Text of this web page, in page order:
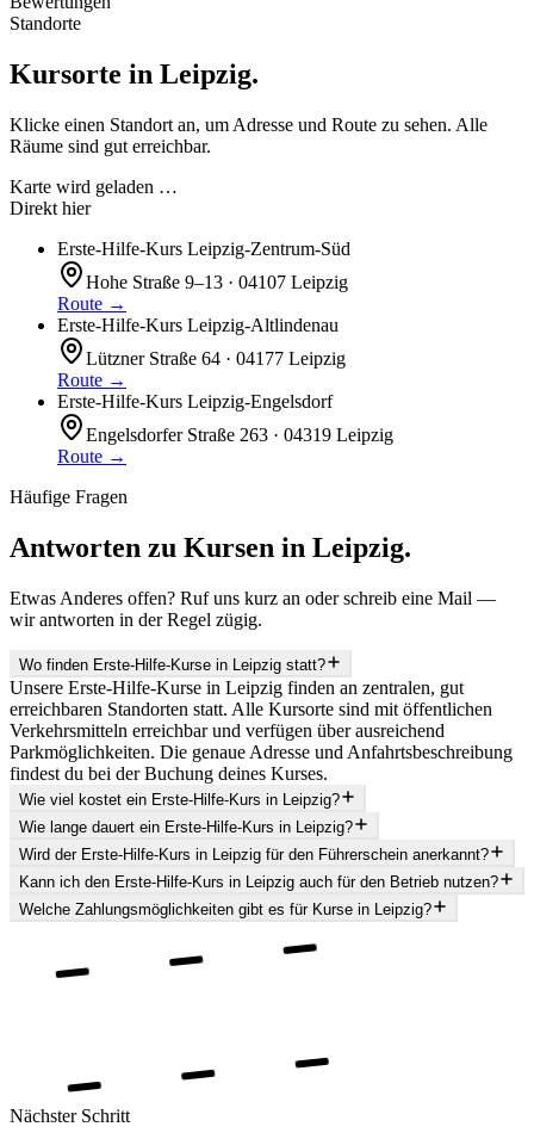
Standorte
Kursorte in Leipzig.
Klicke einen Standort an, um Adresse und Route zu sehen. Alle
Räume sind gut erreichbar.
Karte wird geladen …
Direkt hier
Erste-Hilfe-Kurs Leipzig-Zentrum-Süd
Hohe Straße 9–13 · 04107 Leipzig
Route →
Erste-Hilfe-Kurs Leipzig-Altlindenau
Lützner Straße 64 · 04177 Leipzig
Route →
Erste-Hilfe-Kurs Leipzig-Engelsdorf
Engelsdorfer Straße 263 · 04319 Leipzig
Route →
Häufige Fragen
Antworten zu Kursen in Leipzig.
Etwas Anderes offen? Ruf uns kurz an oder schreib eine Mail —
wir antworten in der Regel zügig.
Wo finden Erste-Hilfe-Kurse in Leipzig statt?
Unsere Erste-Hilfe-Kurse in Leipzig finden an zentralen, gut
erreichbaren Standorten statt. Alle Kursorte sind mit öffentlichen
Verkehrsmitteln erreichbar und verfügen über ausreichend
Parkmöglichkeiten. Die genaue Adresse und Anfahrtsbeschreibung
findest du bei der Buchung deines Kurses.
Wie viel kostet ein Erste-Hilfe-Kurs in Leipzig?
Wie lange dauert ein Erste-Hilfe-Kurs in Leipzig?
Wird der Erste-Hilfe-Kurs in Leipzig für den Führerschein anerkannt?
Kann ich den Erste-Hilfe-Kurs in Leipzig auch für den Betrieb nutzen?
Welche Zahlungsmöglichkeiten gibt es für Kurse in Leipzig?
Nächster Schritt